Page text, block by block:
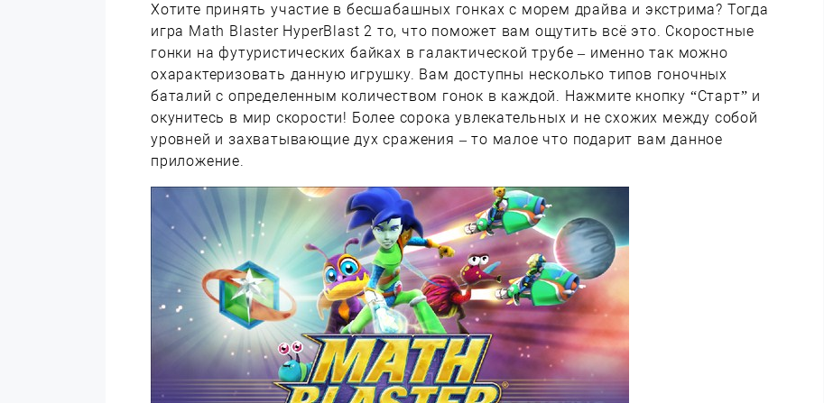
Хотите принять участие в бесшабашных гонках с морем драйва и экстрима? Тогда
игра Math Blaster HyperBlast 2 то, что поможет вам ощутить всё это. Скоростные
гонки на футуристических байках в галактической трубе – именно так можно
охарактеризовать данную игрушку. Вам доступны несколько типов гоночных
баталий с определенным количеством гонок в каждой. Нажмите кнопку “Старт” и
окунитесь в мир скорости! Более сорока увлекательных и не схожих между собой
уровней и захватывающие дух сражения – то малое что подарит вам данное
приложение.